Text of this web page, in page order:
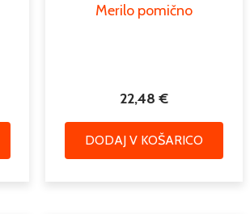
Merilo pomično
22,48 €
DODAJ V KOŠARICO